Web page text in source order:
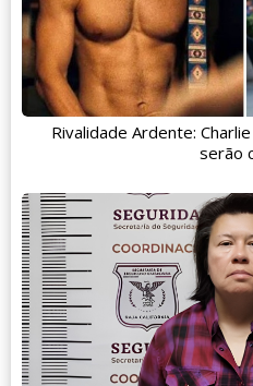
Rivalidade Ardente:
serão